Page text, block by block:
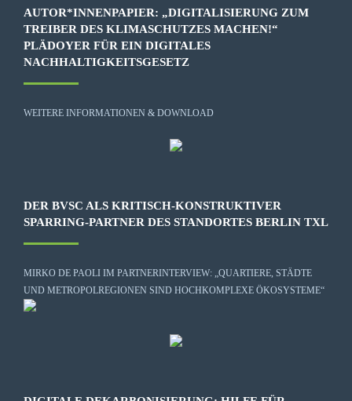
AUTOR*INNENPAPIER: „DIGITALISIERUNG ZUM
TREIBER DES KLIMASCHUTZES MACHEN!“
PLÄDOYER FÜR EIN DIGITALES
NACHHALTIGKEITSGESETZ
WEITERE INFORMATIONEN & DOWNLOAD
DER BVSC ALS KRITISCH-KONSTRUKTIVER
SPARRING-PARTNER DES STANDORTES BERLIN TXL
MIRKO DE PAOLI IM PARTNERINTERVIEW: „QUARTIERE, STÄDTE
UND METROPOLREGIONEN SIND HOCHKOMPLEXE ÖKOSYSTEME“